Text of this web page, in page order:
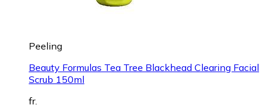
Peeling
Beauty Formulas Tea Tree Blackhead Clearing Facial
Scrub 150ml
fr.